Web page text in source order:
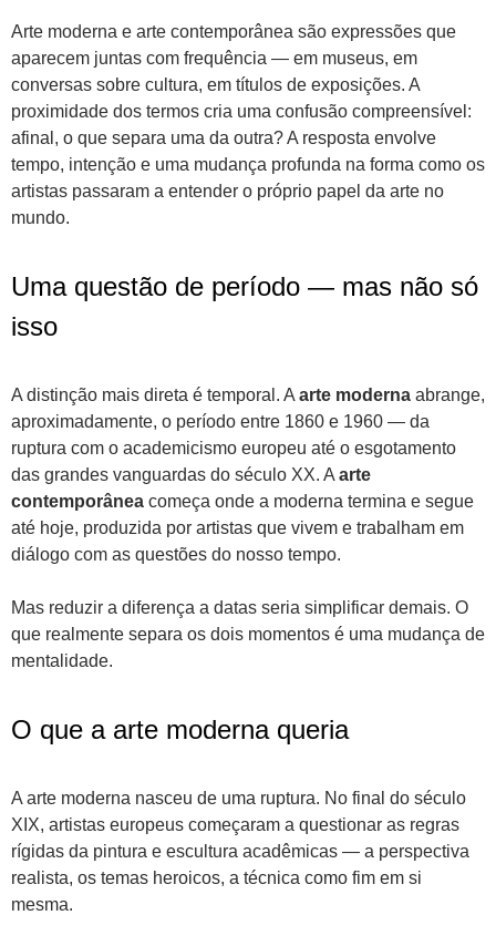
Arte moderna e arte contemporânea são expressões que
aparecem juntas com frequência — em museus, em
conversas sobre cultura, em títulos de exposições. A
proximidade dos termos cria uma confusão compreensível:
afinal, o que separa uma da outra? A resposta envolve
tempo, intenção e uma mudança profunda na forma como os
artistas passaram a entender o próprio papel da arte no
mundo.
Uma questão de período — mas não só
isso
A distinção mais direta é temporal. A arte moderna abrange,
aproximadamente, o período entre 1860 e 1960 — da
ruptura com o academicismo europeu até o esgotamento
das grandes vanguardas do século XX. A arte
contemporânea começa onde a moderna termina e segue
até hoje, produzida por artistas que vivem e trabalham em
diálogo com as questões do nosso tempo.
Mas reduzir a diferença a datas seria simplificar demais. O
que realmente separa os dois momentos é uma mudança de
mentalidade.
O que a arte moderna queria
A arte moderna nasceu de uma ruptura. No final do século
XIX, artistas europeus começaram a questionar as regras
rígidas da pintura e escultura acadêmicas — a perspectiva
realista, os temas heroicos, a técnica como fim em si
mesma.